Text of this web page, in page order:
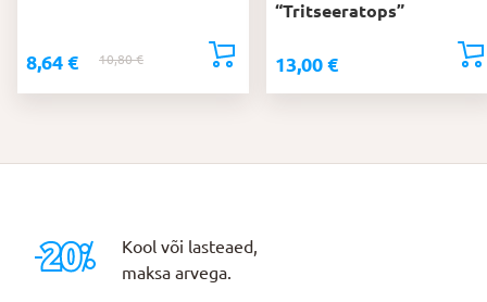
10,80€Algne
8,64 €
Praegune
“Tritseeratops”
13,00 €
Kool või lasteaed,
maksa arvega.